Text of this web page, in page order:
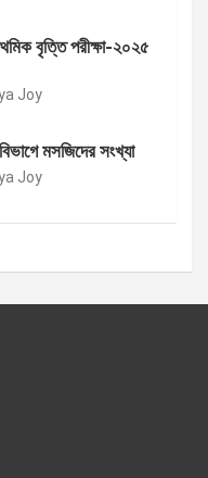
বৃত্তি পরীক্ষা-২০২৫
Joy
মসজিদের সংখ্যা
Joy